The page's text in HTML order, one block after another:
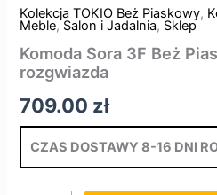
Kolekcja TOKIO Beż Piaskowy,
Meble,Salon i Jadalnia, Sklep
Komoda Sora 3F Beż
rozgwiazda
709.00 zł
CZAS DOSTAWY 8-16 DNI